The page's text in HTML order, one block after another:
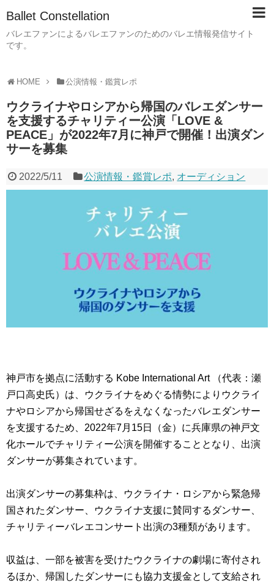
Ballet Constellation
バレエファンによるバレエファンのためのバレエ情報発信サイト
です。
HOME 公演情報・鑑賞レポ
ウクライナやロシアから帰国のバレエダンサー
を支援するチャリティー公演「LOVE &
PEACE」が2022年7月に神戸で開催！出演ダン
サーを募集
2022/5/11 公演情報・鑑賞レポ, オーディション
神戸市を拠点に活動する Kobe International Art （代表：瀬
戸口高史氏）は、ウクライナをめぐる情勢によりウクライ
ナやロシアから帰国せざるをえなくなったバレエダンサー
を支援するため、2022年7月15日（金）に兵庫県の神戸文
化ホールでチャリティー公演を開催することとなり、出演
ダンサーが募集されています。
出演ダンサーの募集枠は、ウクライナ・ロシアから緊急帰
国されたダンサー、ウクライナ支援に賛同するダンサー、
チャリティーバレエコンサート出演の3種類があります。
収益は、一部を被害を受けたウクライナの劇場に寄付され
るほか、帰国したダンサーにも協力支援金として支給され